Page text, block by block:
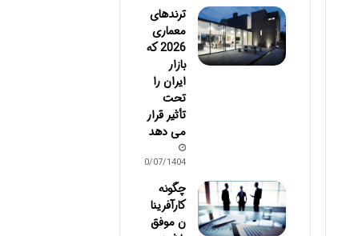
ترندهای
معماری
2026 که
بازار
ایران را
تحت
تأثیر قرار
می دهد
20/07/1404
چگونه
کارآفرینا
ن موفق